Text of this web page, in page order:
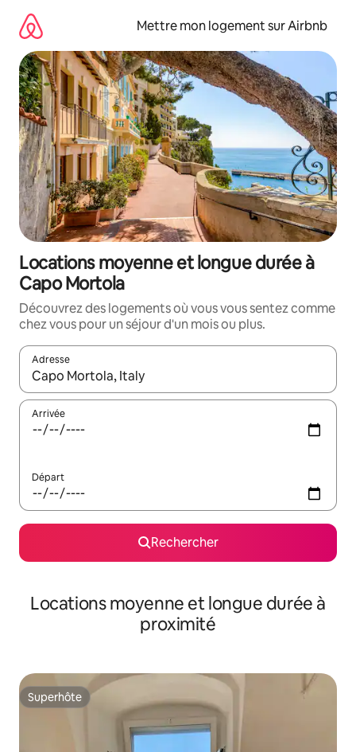
directement
contenu
Mettre mon logement sur Airbnb
Locations moyenne et longue durée à
Capo Mortola
Découvrez des logements où vous vous sentez comme
chez vous pour un séjour d'un mois ou plus.
Adresse
Lorsque les résultats s'affichent, utilisez les flèches vers le
Arrivée
Départ
Rechercher
Locations moyenne et longue durée à
proximité
Superhôte
Superhôte